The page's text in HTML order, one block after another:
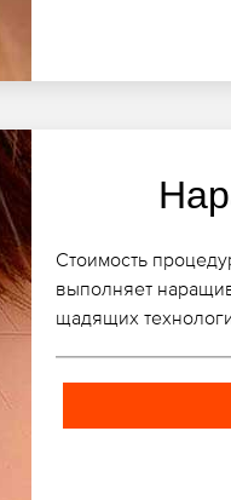
Стоимость
выполняет
щадящих